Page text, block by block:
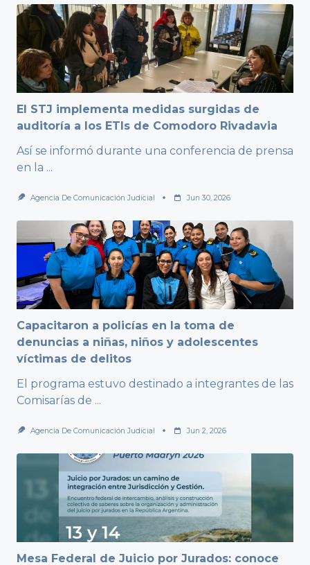
El STJ implementa medidas surgidas de
auditoría a los ETIs de Comodoro Rivadavia
Así se informó durante una conferencia de prensa
en la ...
Agencia De Comunicación Judicial Jun 30, 2026
Capacitaron a policías en la toma de
denuncias a niñas, niños y adolescentes
víctimas de delitos
El programa estuvo destinado a integrantes de las
Comisarías de ...
Agencia De Comunicación Judicial Jun 2, 2026
Mesa Federal de Juicio por Jurados: conoce